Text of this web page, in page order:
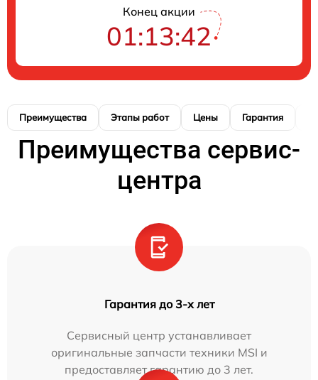
Конец акции
01:13:41
Преимущества Этапы работ Цены Гарантия
Преимущества сервис-
центра
Гарантия до 3-х лет
Сервисный центр устанавливает
оригинальные запчасти техники MSI и
предоставляет гарантию до 3 лет.